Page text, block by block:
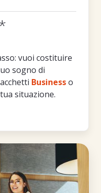
vuoi costituire
sogno di
Businesso
situazione.